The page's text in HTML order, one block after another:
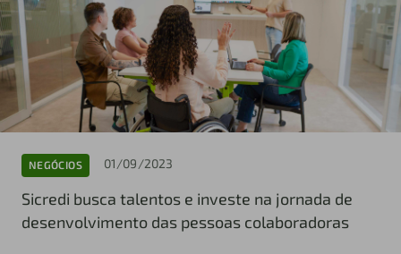
NEGÓCIOS 01/09/2023
Sicredi busca talentos e investe na jornada de
desenvolvimento das pessoas colaboradoras